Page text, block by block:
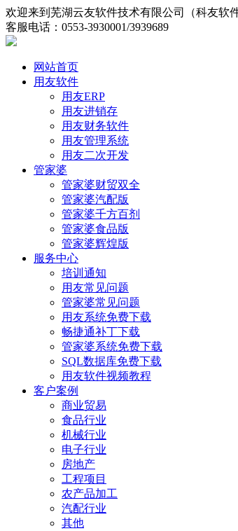
欢迎来到芜湖云友软件技术有限公司（科友软
客服电话：0553-3930001/3939689
网站首页
用友软件
用友ERP
用友进销存
用友财务软件
用友管理系统
用友二次开发
管家婆
管家婆财贸双全
管家婆汽配版
管家婆千方百剂
管家婆食品版
管家婆辉煌版
服务中心
培训通知
用友常见问题
管家婆常见问题
用友系统免费下载
畅捷通补丁下载
管家婆系统免费下载
SQL数据库免费下载
用友软件视频教程
客户案例
商业贸易
食品行业
机械行业
电子行业
房地产
工程项目
农产品加工
汽配行业
其他